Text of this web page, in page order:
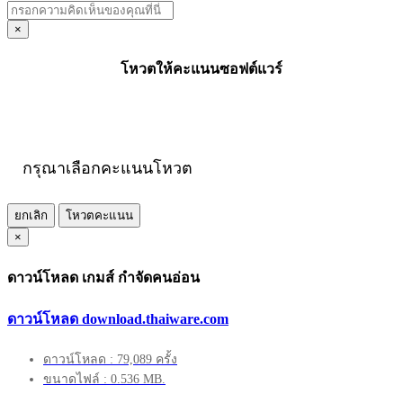
×
โหวตให้คะแนนซอฟต์แวร์
กรุณาเลือกคะแนนโหวต
ยกเลิก
โหวตคะแนน
×
ดาวน์โหลด เกมส์ กำจัดคนอ่อน
ดาวน์โหลด download.thaiware.com
ดาวน์โหลด : 79,089 ครั้ง
ขนาดไฟล์ : 0.536 MB.